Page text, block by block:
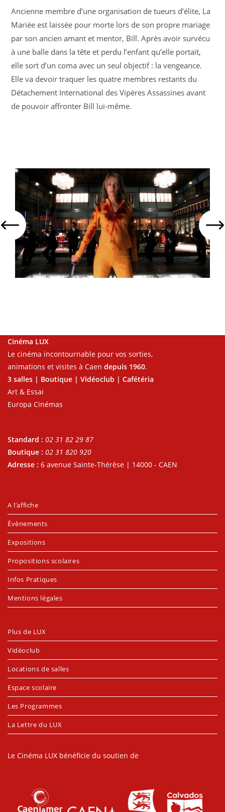
Ancienne membre d’une organisation de tueurs d’élite, La
Mariée est laissée pour morte lors de son propre mariage
par son ancien amant et mentor, Bill. Après avoir survécu
à une balle dans la tête et perdu l’enfant qu’elle portait,
elle sort d’un coma avec un seul objectif : la vengeance.
Elle va devoir traquer les quatre membres restants du
Détachement International des Vipères Assassines avant
de pouvoir affronter Bill lui-même.
Cinéma LUX
Le cinéma incontournable pour vos sorties,
animations et visites à Caen depuis 1960.
3 salles | Boutique | Vidéoclub | Cafétéria
Art & Essai
Europa Cinémas
Standard : 02 31 82 29 87
Boutique : 02 31 820 920
Adresse : 6 avenue Sainte-Thérèse | 14000 - CAEN
A l’affiche
Évènements
Expositions
Propositions scolaires
Infos Pratiques
Mentions légales
Plus de LUX
Vidéoclub
Locations de salles
Espace scolaire
Les Programmes
La Lettre du LUX
Le Cinéma LUX bénéficie du soutien de